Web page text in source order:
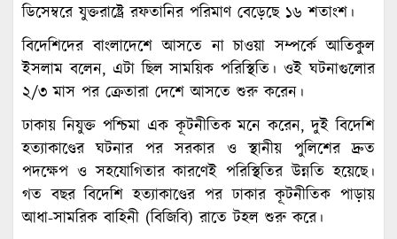
ডিসেম্বরে যুক্তরাষ্ট্রে রফতানির পরিমাণ বেড়েছে ১৬ শতাংশ।
বিদেশিদের বাংলাদেশে আসতে না চাওয়া সম্পর্কে আতিকুল
ইসলাম বলেন, এটা ছিল সাময়িক পরিস্থিতি। ওই ঘটনাগুলোর
২/৩ মাস পর ক্রেতারা দেশে আসতে শুরু করেন।
ঢাকায় নিযুক্ত পশ্চিমা এক কূটনীতিক মনে করেন, দুই বিদেশি
হত্যাকাণ্ডের ঘটনার পর সরকার ও স্থানীয় পুলিশের দ্রুত
পদক্ষেপ ও সহযোগিতার কারণেই পরিস্থিতির উন্নতি হয়েছে।
গত বছর বিদেশি হত্যাকাণ্ডের পর ঢাকার কূটনীতিক পাড়ায়
আধা-সামরিক বাহিনী (বিজিবি) রাতে টহল শুরু করে।